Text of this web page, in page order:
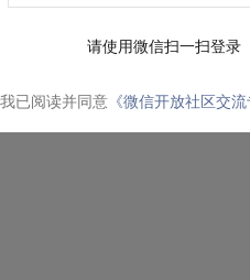
请使用微信扫一扫登录
我已阅读并同意 《微信开放社区交